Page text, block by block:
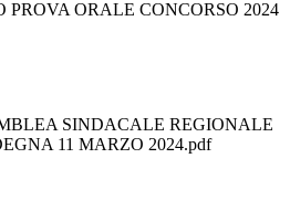
ORALE CONCORSO 2024
SINDACALE REGIONALE
11 MARZO 2024.pdf